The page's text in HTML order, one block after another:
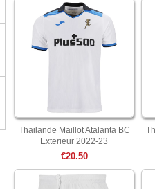
Thailande Maillot Atalanta BC
Exterieur 2022-23
€20.50